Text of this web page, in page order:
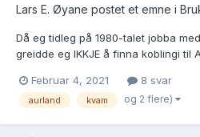
Lars E. Øyane postet et emne i
Då eg tidleg på 1980-talet jobba
greidde eg IKKJE å finna koblingi til
no ser eg at Anders Ohnstad i
kontakten med dei, so dei flytte t...
Februar 4, 2021 8 svar
aurland kvam og 2 flere)